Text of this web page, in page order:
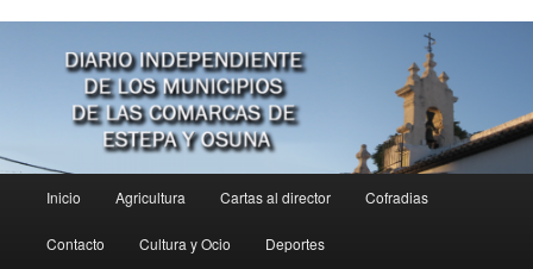
principal
Inicio Agricultura Cartas al director Cofradias
Contacto Cultura y Ocio Deportes